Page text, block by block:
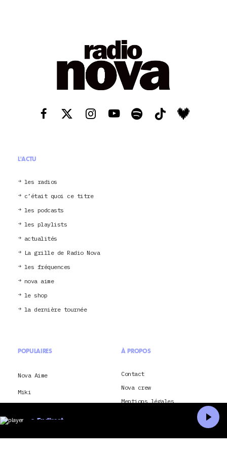
L'ACTU
les radios
c’était quoi ce titre
les podcasts
les playlists
actualités
La grille de Radio Nova
les fréquences
nova aime
le shop
la dernière tournée
POPULAIRES
Nova Aime
Miki
À PROPOS
Contact
Nova crew
Mentions légales
En direct